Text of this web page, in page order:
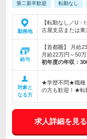
第二新卒歓迎 転勤なし
勤務地
【転勤なし／U
古屋支店または
給与
【首都圏】 月給
月給22万円～50
初年度の年収：
対象と
なる方
★学歴不問★職種
の方も歓迎！★転
求人詳細を見る